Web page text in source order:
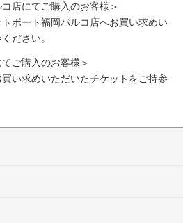
店にてご購入のお客様＞
ポート福岡パルコ店へお買い求めい
ださい。
ご購入のお客様＞
い求めいただいたチケットをご持参